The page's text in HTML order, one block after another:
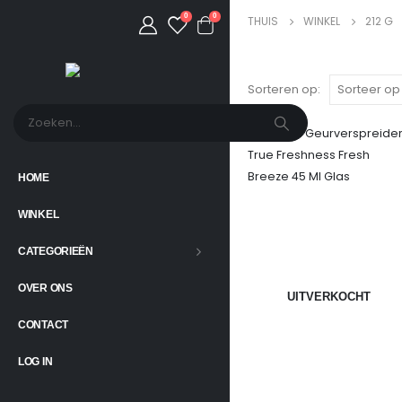
0 0
HOME
WINKEL
CATEGORIEËN
OVER ONS
CONTACT
LOG IN
THUIS WINKEL 212 G
Sorteren op:
UITVERKOCHT